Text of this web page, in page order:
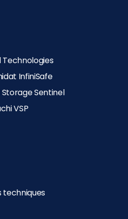
InfiniSafe
Sentinel
VSP
techniques